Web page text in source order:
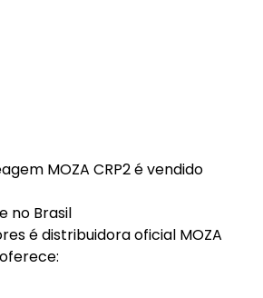
MOZA CRP2 é vendido
no Brasil
é distribuidora oficial MOZA